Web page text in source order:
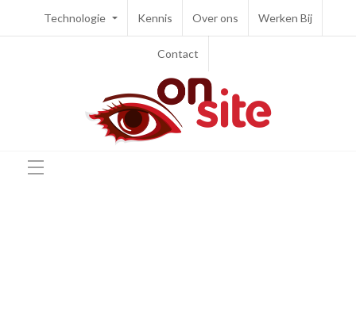
Technologie Kennis Over ons Werken Bij
Contact